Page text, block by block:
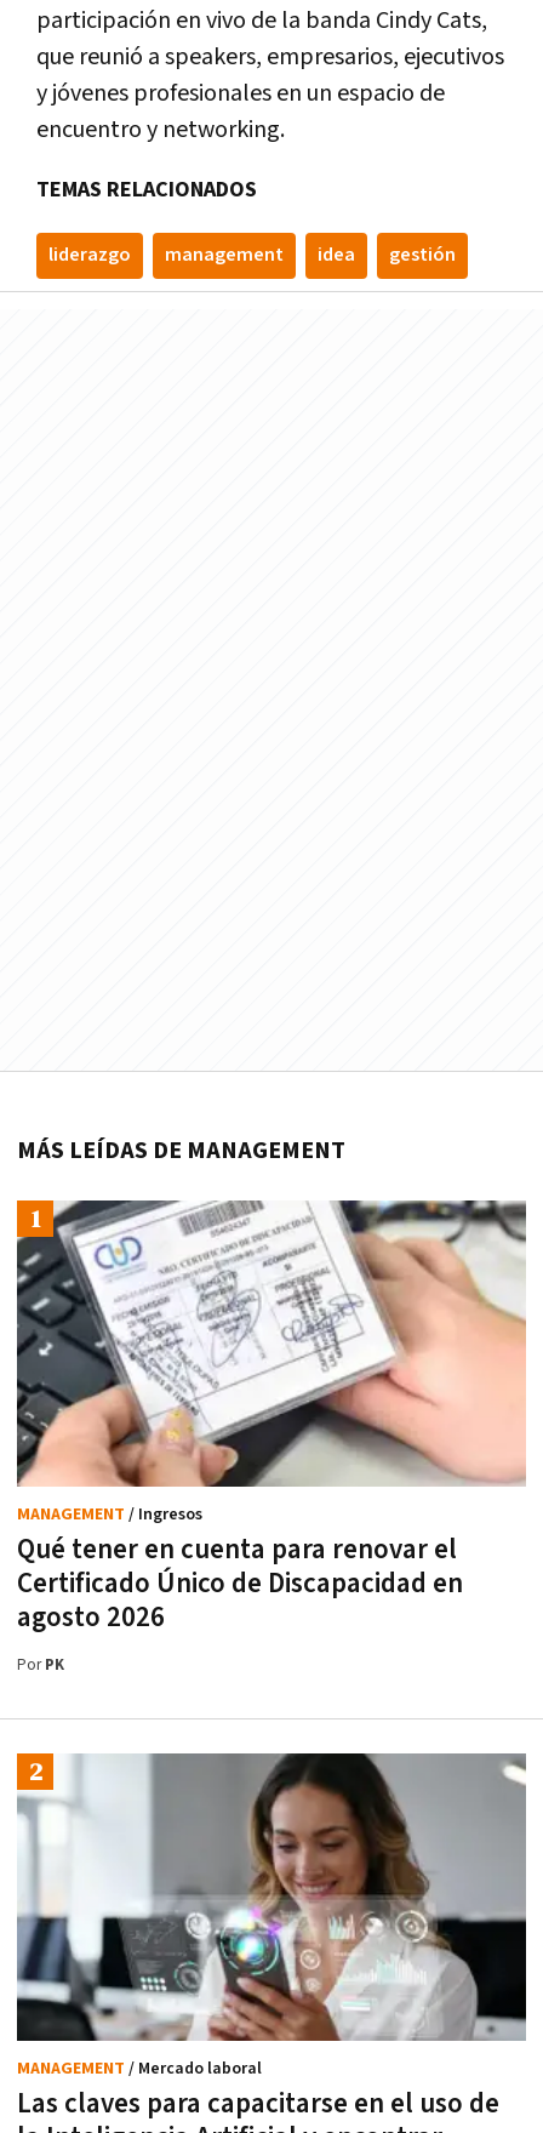
participación en vivo de la banda Cindy Cats,
que reunió a speakers, empresarios, ejecutivos
y jóvenes profesionales en un espacio de
encuentro y networking.
TEMAS RELACIONADOS
liderazgo management idea gestión
MÁS LEÍDAS DE MANAGEMENT
Qué tener en cuenta para renovar el
Certificado Único de Discapacidad en
agosto 2026
MANAGEMENT / Ingresos
PorPK
Las claves para capacitarse en el uso de
MANAGEMENT / Mercado laboral